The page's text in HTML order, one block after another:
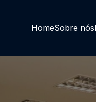
HomeSobre nós